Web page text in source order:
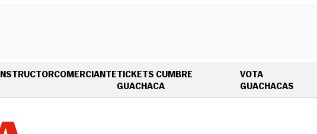
COMERCIANTETICKETS CUMBRE
GUACHACAOPENS IN NEW WINDOW
VOTA
GUACHACAS